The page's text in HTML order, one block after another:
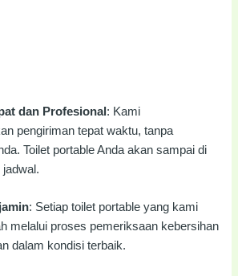
dan Profesional : Kami
pengiriman tepat waktu, tanpa
Toilet portable Anda akan sampai di
jadwal.
: Setiap toilet portable yang kami
melalui proses pemeriksaan kebersihan
dalam kondisi terbaik.